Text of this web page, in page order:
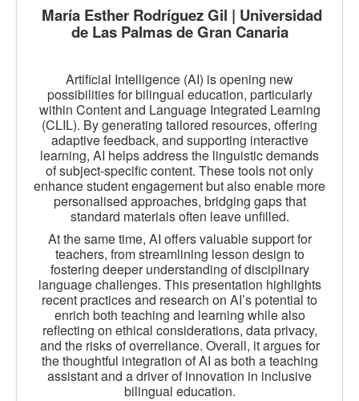
María Esther Rodríguez Gil | Universidad
de Las Palmas de Gran Canaria
Artificial Intelligence (AI) is opening new
possibilities for bilingual education, particularly
within Content and Language Integrated Learning
(CLIL). By generating tailored resources, offering
adaptive feedback, and supporting interactive
learning, AI helps address the linguistic demands
of subject-specific content. These tools not only
enhance student engagement but also enable more
personalised approaches, bridging gaps that
standard materials often leave unfilled.
At the same time, AI offers valuable support for
teachers, from streamlining lesson design to
fostering deeper understanding of disciplinary
language challenges. This presentation highlights
recent practices and research on AI’s potential to
enrich both teaching and learning while also
reflecting on ethical considerations, data privacy,
and the risks of overreliance. Overall, it argues for
the thoughtful integration of AI as both a teaching
assistant and a driver of innovation in inclusive
bilingual education.